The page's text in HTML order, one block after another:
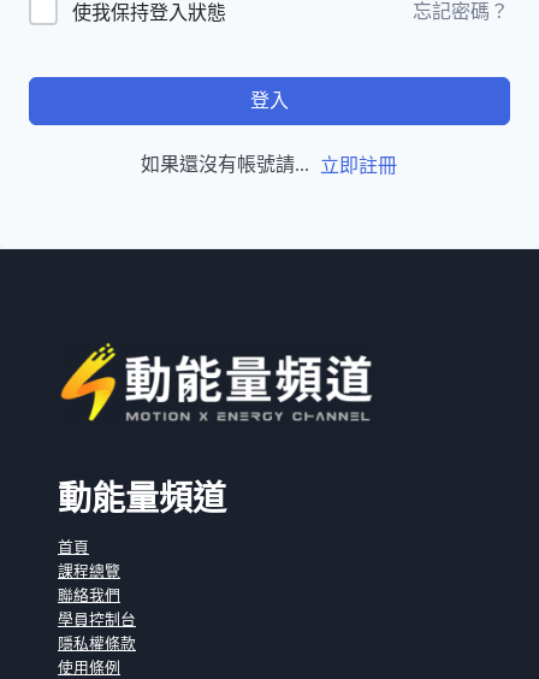
使我保持登入狀態 忘記密碼？
登入
如果還沒有帳號請... 立即註冊
動能量頻道
首頁
課程總覽
聯絡我們
學員控制台
隱私權條款
使用條例